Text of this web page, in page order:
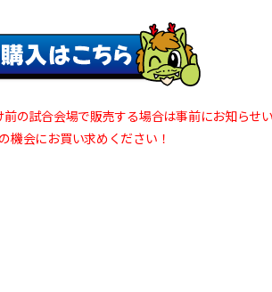
の試合会場で販売する場合は事前にお知らせ
機会にお買い求めください！